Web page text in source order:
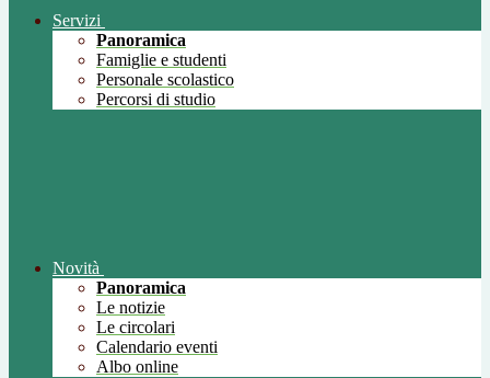
Servizi
Panoramica
Famiglie e studenti
Personale scolastico
Percorsi di studio
Novità
Panoramica
Le notizie
Le circolari
Calendario eventi
Albo online